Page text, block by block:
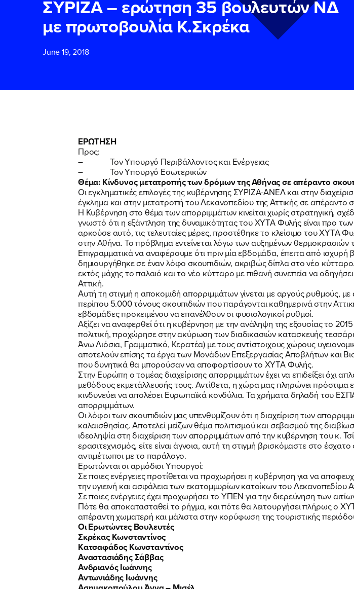
ΠΟΙΑ
ΕΡΓΟ
ΝΕΑ
ΣΥΡΙΖΑ – ερώτηση 35 βουλευτών ΝΔ
με πρωτοβουλία Κ.Σκρέκα
June 19, 2018
ΕΡΩΤΗΣΗ
Προς:
– Τον Υπουργό Περιβάλλοντος και Ενέργειας
– Τον Υπουργό Εσωτερικών
Θέμα: Κίνδυνος μετατροπής των δρόμων της Αθήνας σε απέραντο
Οι εγκληματικές επιλογές της κυβέρνησης ΣΥΡΙΖΑ-ΑΝΕΛ και στην
έγκλημα και στην μετατροπή του Λεκανοπεδίου της Αττικής σε
Η Κυβέρνηση στο θέμα των απορριμμάτων κινείται χωρίς στρατηγική,
γνωστό ότι η εξάντληση της δυναμικότητας του ΧΥΤΑ Φυλής είναι προ
αρκούσε αυτό, τις τελευταίες μέρες, προστέθηκε το κλείσιμο του ΧΥΤΑ
στην Αθήνα. Το πρόβλημα εντείνεται λόγω των αυξημένων θερμοκρασιών
Επιγραμματικά να αναφέρουμε ότι πριν μία εβδομάδα, έπειτα από
δημιουργήθηκε σε έναν λόφο σκουπιδιών, ακριβώς δίπλα στο νέο
εκτός μάχης το παλαιό και το νέο κύτταρο με πιθανή συνεπεία να
Αττική.
Αυτή τη στιγμή η αποκομιδή απορριμμάτων γίνεται με αργούς ρυθμούς,
περίπου 5.000 τόνους σκουπιδιών που παράγονται καθημερινά στην
εβδομάδες προκειμένου να επανέλθουν οι φυσιολογικοί ρυθμοί.
Αξίζει να αναφερθεί ότι η κυβέρνηση με την ανάληψη της εξουσίας το
πολιτική, προχώρησε στην ακύρωση των διαδικασιών κατασκευής
Άνω Λιόσια, Γραμματικό, Κερατέα) με τους αντίστοιχους χώρους
αποτελούν επίσης τα έργα των Μονάδων Επεξεργασίας Αποβλήτων και
που δυνητικά θα μπορούσαν να αποφορτίσουν το ΧΥΤΑ Φυλής.
Στην Ευρώπη ο τομέας διαχείρισης απορριμμάτων έχει να επιδείξει όχι
μεθόδους εκμετάλλευσής τους. Αντίθετα, η χώρα μας πληρώνει πρόστιμα
κινδυνεύει να απολέσει Ευρωπαϊκά κονδύλια. Τα χρήματα δηλαδή του
απορριμμάτων.
Οι λόφοι των σκουπιδιών μας υπενθυμίζουν ότι η διαχείριση των
καλαισθησίας. Αποτελεί μείζων θέμα πολιτισμού και σεβασμού της
ιδεοληψία στη διαχείριση των απορριμμάτων από την κυβέρνηση του κ.
ερασιτεχνισμός, είτε είναι άγνοια, αυτή τη στιγμή βρισκόμαστε στο
αντιμέτωποι με το παράλογο.
Ερωτώνται οι αρμόδιοι Υπουργοί:
Σε ποιες ενέργειες προτίθεται να προχωρήσει η κυβέρνηση για να
την υγιεινή και ασφάλεια των εκατομμυρίων κατοίκων του Λεκανοπεδίου
Σε ποιες ενέργειες έχει προχωρήσει το ΥΠΕΝ για την διερεύνηση των
Πότε θα αποκατασταθεί το ρήγμα, και πότε θα λειτουργήσει πλήρως ο
απέραντη χωματερή και μάλιστα στην κορύφωση της τουριστικής
Οι Ερωτώντες Βουλευτές
Σκρέκας Κωνσταντίνος
Κατσαφάδος Κωνσταντίνος
Αναστασιάδης Σάββας
Ανδριανός Ιωάννης
Αντωνιάδης Ιωάννης
ΕΠΙΘΕΤΟ*
Αποδέχομαι την Πολιτική Προστασίας
δικτυακού τόπου του Πολιτικού Γραφείου της
ΥΠΟΒΟΛΗ
ΕΠΙΘΕΤΟ*
Αποδέχομαι την Πολιτική Προστασίας
δικτυακού τόπου του Πολιτικού Γραφείου της
ΥΠΟΒΟΛΗ